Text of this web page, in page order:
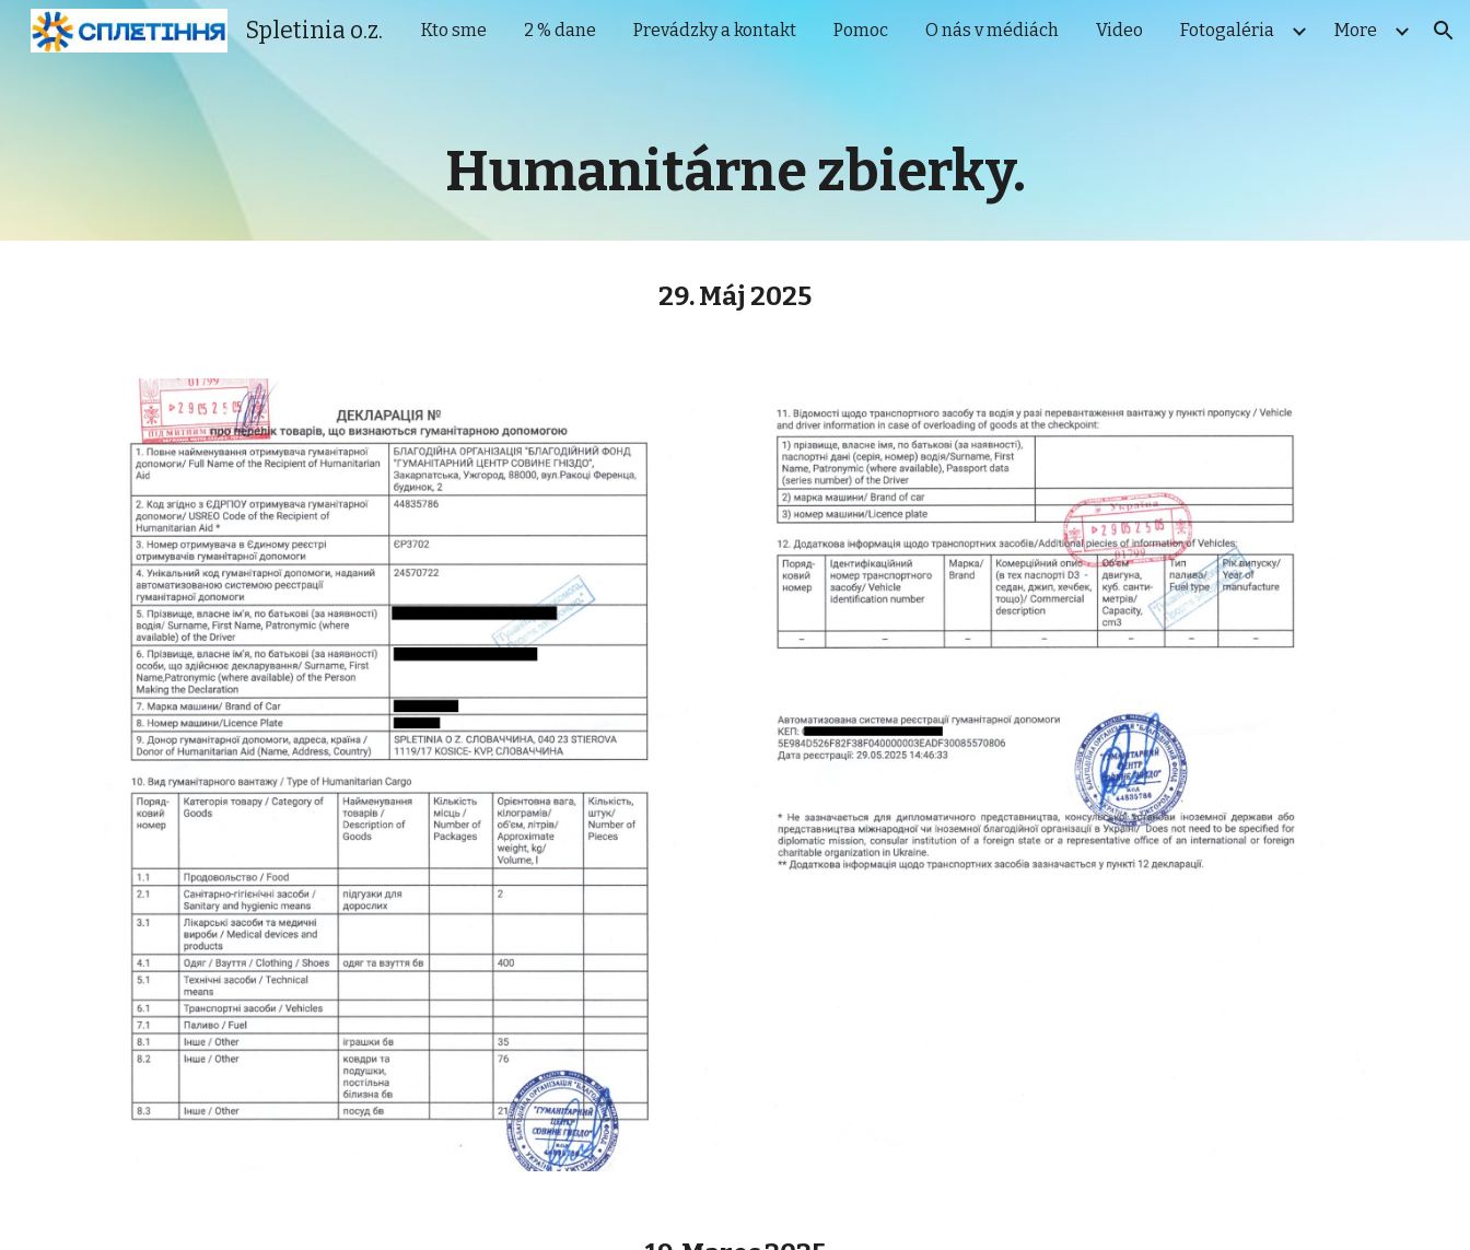
Skip to main content Skip to navigation
Spletinia o.z. Kto sme 2 % dane Prevádzky a kontakt Pomoc O nás v médiách Video Fotogaléria More
Humanitárne zbierky.
29.Máj 2025